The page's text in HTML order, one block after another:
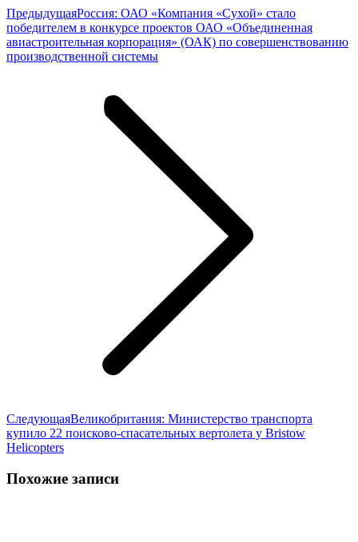
ПредыдущаяПредыдущая
запись:
Россия: ОАО «Компания «Сухой» стало
победителем в конкурсе проектов ОАО «Объединенная
авиастроительная корпорация» (ОАК) по совершенствованию
производственной системы
СледующаяСледующая
запись:
Великобритания: Министерство транспорта
купило 22 поисково-спасательных вертолета у Bristow
Helicopters
Похожие записи